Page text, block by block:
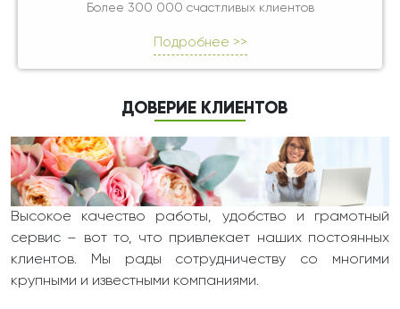
Более 300 000 счастливых клиентов
Подробнее >>
ДОВЕРИЕ КЛИЕНТОВ
Высокое качество работы, удобство и грамотный
сервис – вот то, что привлекает наших постоянных
клиентов. Мы рады сотрудничеству со многими
крупными и известными компаниями.